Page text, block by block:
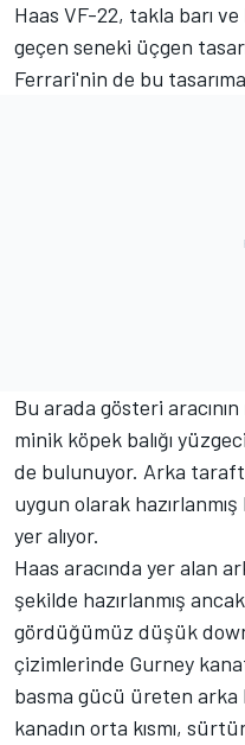
Haas VF-22, takla barı
geçen seneki üçgen
Ferrari'nin de bu
Bu arada gösteri
minik köpek balığı
de bulunuyor. Arka
uygun olarak
yer alıyor.
Haas aracında yer alan
şekilde hazırlanmış
gördüğümüz düşük
çizimlerinde Gurney
basma gücü üreten arka
kanadın orta kısmı,